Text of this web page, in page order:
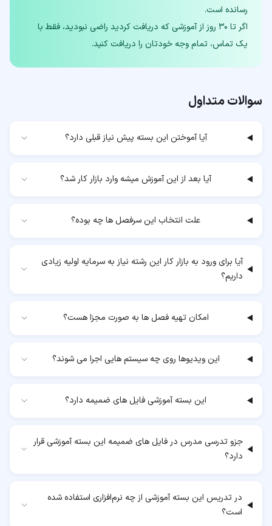
اگر تا ۳۰ روز از آموزشی که دریافت کردید راضی نبودید، فقط با
یک تماس، تمام وجه خودتان را دریافت کنید.
سوالات متداول
آیا آموختن این بسته پیش نیاز قبلی دارد؟
آیا بعد از این آموزش میشه وارد بازار کار شد؟
علت انتخاب این سرفصل ها چه بوده؟
آیا برای ورود به بازار کار این رشته نیاز به سرمایه اولیه زیادی
داریم؟
امکان تهیه فصل ها به صورت مجزا هست؟
این ویدیوها روی چه سیستم هایی اجرا می شوند؟
این بسته آموزشی فایل های ضمیمه دارد؟
جزو تدرسی مدرس در فایل های ضمیمه این بسته آموزشی قرار
دارد؟
در تدریس این بسته آموزشی از چه نرم‌افزاری استفاده شده
است؟